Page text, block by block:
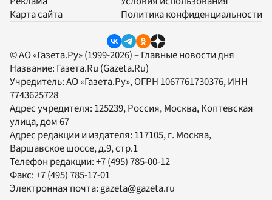
Карта сайта
Политика конфиденциальности
© АО «Газета.Ру» (1999-2026) – Главные новости дня
Название: Газета.Ru (Gazeta.Ru)
Учредитель:АО «Газета.Ру», ОГРН 1067761730376, ИНН
7743625728
Адрес учредителя: 125239, Россия, Москва, Коптевская
улица, дом 67
Адрес редакции и издателя: 117105, г. Москва,
Варшавское шоссе, д.9, стр.1
Телефон редакции:+7 (495) 785-00-12
Факс:+7 (495) 785-17-01
Электронная почта: gazeta@gazeta.ru